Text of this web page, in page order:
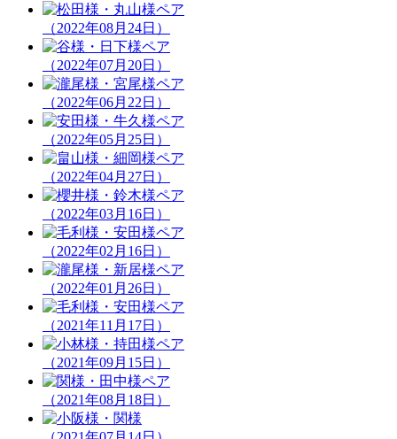
（2022年08月24日）
（2022年07月20日）
（2022年06月22日）
（2022年05月25日）
（2022年04月27日）
（2022年03月16日）
（2022年02月16日）
（2022年01月26日）
（2021年11月17日）
（2021年09月15日）
（2021年08月18日）